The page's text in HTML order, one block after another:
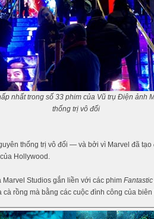
nhất trong số 33 phim của Vũ trụ Điện ảnh
thống trị vô đối
thống trị vô đối — và bởi vì Marvel đã
Hollywood.
Studios gắn liền với các phim
rồng mà bằng các cuộc đình công của biên